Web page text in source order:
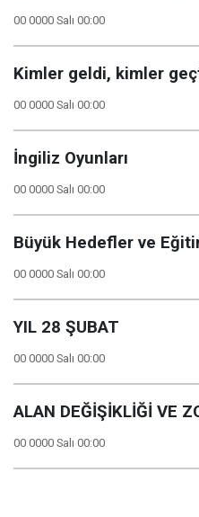
00 0000 Salı 00:00
Kimler geldi, kimler
00 0000 Salı 00:00
İngiliz Oyunları
00 0000 Salı 00:00
Büyük Hedefler ve
00 0000 Salı 00:00
YIL 28 ŞUBAT
00 0000 Salı 00:00
ALAN DEĞİŞİKLİĞİ VE
00 0000 Salı 00:00